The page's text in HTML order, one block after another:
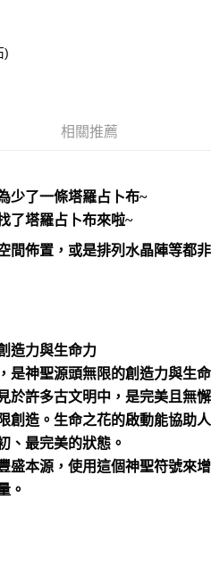
)
相關推薦
少了一條塔羅占卜布~
了塔羅占卜布來啦~
間佈置，或是排列水晶陣等都非
造力與生命力
是神聖源頭無限的創造力與生命
於許多古文明中，是完美且無懈
創造。生命之花的啟動能協助人
、最完美的狀態。
盛本源，使用這個神聖符號來增
。